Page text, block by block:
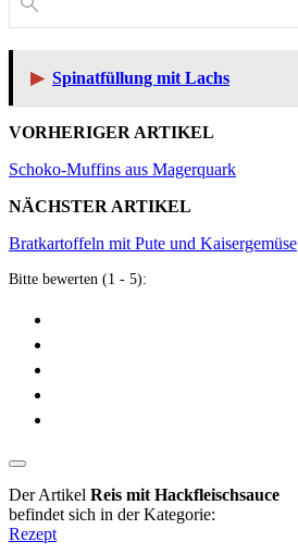
▶ Spinatfüllung mit Lachs
VORHERIGER ARTIKEL
Schoko-Muffins aus Magerquark
NÄCHSTER ARTIKEL
Bratkartoffeln mit Pute und Kaisergemüse
Bitte bewerten (1 - 5):
Der Artikel Reis mit Hackfleischsauce
befindet sich in der Kategorie:
Rezept